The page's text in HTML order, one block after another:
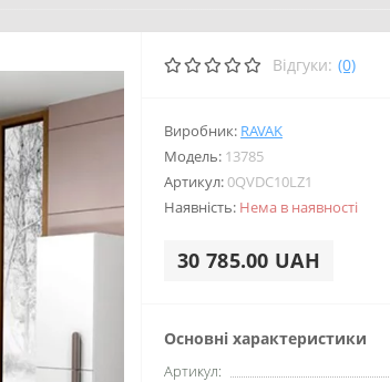
Відгуки: (0)
Виробник: RAVAK
Модель: 13785
Артикул:0QVDC10LZ1
Наявність: Нема в наявності
30 785.00 UAH
Основні характеристики
Артикул: